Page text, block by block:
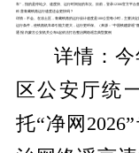
车”，指的是停站少、速度快、运行时间短的车次。目前，登录12306官方平台
科 普青藏铁路运行速度还会更快吗？
详情： 不会。 在冻土区，青藏铁路的运行设计速度是100公里每小时，主要决
运行条件，使铁路机车牵引能力更大，运行更环保。（来源：“中国铁建辟谣”微
通 报 内蒙古公安机关公布6起依法打击整治网络谣言典型案例
详情：
区公安厅统
托“净网